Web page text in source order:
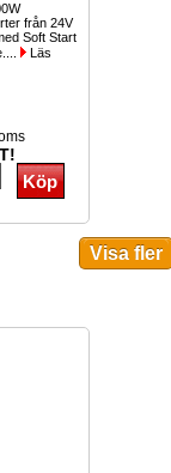
från 24V
Soft Start
Läs